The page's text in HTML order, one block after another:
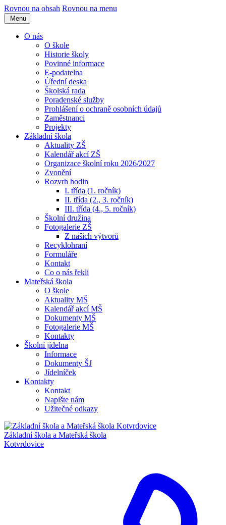
Rovnou na obsah Rovnou na menu
Menu
O nás
O škole
Historie školy
Povinné informace
E-podatelna
Úřední deska
Školská rada
Poradenské služby
Prohlášení o ochraně osobních údajů
Zaměstnanci
Projekty
Základní škola
Aktuality ZŠ
Kalendář akcí ZŠ
Organizace školní roku 2026/2027
Zvonění
Rozvrh hodin
I. třída (1. ročník)
II. třída (2., 3. ročník)
III. třída (4., 5. ročník)
Školní družina
Fotogalerie ZŠ
Z našich výtvorů
Recyklohraní
Formuláře
Kontakt
Co o nás řekli
Mateřská škola
O škole
Aktuality MŠ
Kalendář akcí MŠ
Dokumenty MŠ
Fotogalerie MŠ
Kontakty
Školní jídelna
Informace
Dokumenty ŠJ
Jídelníček
Kontakty
Kontakt
Napište nám
Užitečné odkazy
Základní škola a Mateřská škola
Kotvrdovice